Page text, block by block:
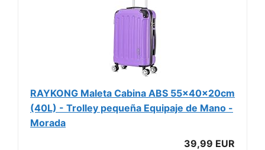
RAYKONG Maleta Cabina ABS 55x40x20cm
(40L) - Trolley pequeña Equipaje de Mano -
Morada
39,99 EUR